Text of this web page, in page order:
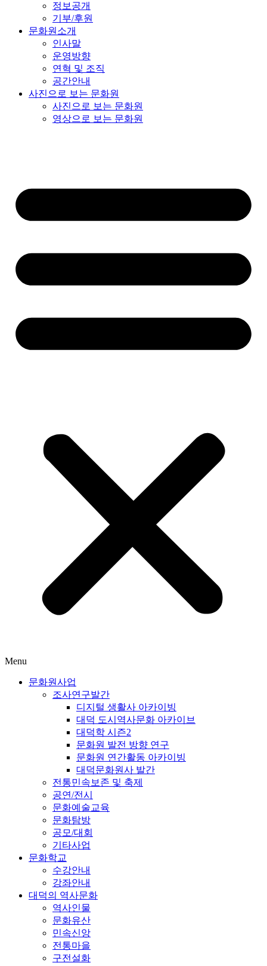
정보공개
기부/후원
문화원소개
인사말
운영방향
연혁 및 조직
공간안내
사진으로 보는 문화원
사진으로 보는 문화원
영상으로 보는 문화원
Menu
문화원사업
조사연구발간
디지털 생활사 아카이빙
대덕 도시역사문화 아카이브
대덕학 시즌2
문화원 발전 방향 연구
문화원 연간활동 아카이빙
대덕문화원사 발간
전통민속보존 및 축제
공연/전시
문화예술교육
문화탐방
공모/대회
기타사업
문화학교
수강안내
강좌안내
대덕의 역사문화
역사인물
문화유산
민속신앙
전통마을
구전설화